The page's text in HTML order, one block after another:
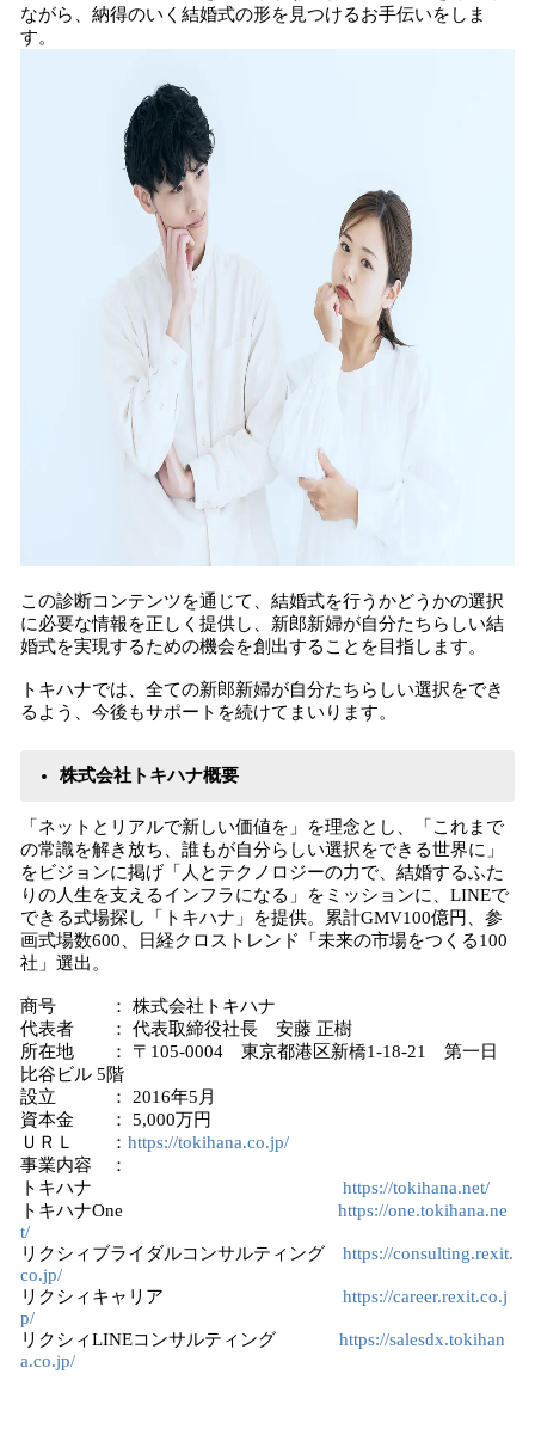
ながら、納得のいく結婚式の形を見つけるお手伝いをしま
す。
この診断コンテンツを通じて、結婚式を行うかどうかの選択
に必要な情報を正しく提供し、新郎新婦が自分たちらしい結
婚式を実現するための機会を創出することを目指します。
トキハナでは、全ての新郎新婦が自分たちらしい選択をでき
るよう、今後もサポートを続けてまいります。
株式会社トキハナ概要
「ネットとリアルで新しい価値を」を理念とし、「これまで
の常識を解き放ち、誰もが自分らしい選択をできる世界に」
をビジョンに掲げ「人とテクノロジーの力で、結婚するふた
りの人生を支えるインフラになる」をミッションに、LINEで
できる式場探し「トキハナ」を提供。累計GMV100億円、参
画式場数600、日経クロストレンド「未来の市場をつくる100
社」選出。
商号 ： 株式会社トキハナ
代表者 ： 代表取締役社長 安藤 正樹
所在地 ： 〒105-0004 東京都港区新橋1-18-21 第一日
比谷ビル 5階
設立 ： 2016年5月
資本金 ： 5,000万円
ＵＲＬ ： https://tokihana.co.jp/
事業内容 ：
トキハナ https://tokihana.net/
トキハナOne https://one.tokihana.ne
t/
リクシィブライダルコンサルティング https://consulting.rexit.
co.jp/
リクシィキャリア https://career.rexit.co.j
p/
リクシィLINEコンサルティング https://salesdx.tokihan
a.co.jp/